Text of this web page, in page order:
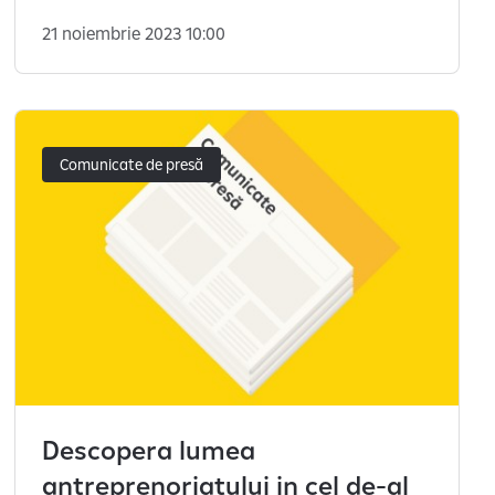
pentru Relații Comunitare.
21 noiembrie 2023 10:00
Comunicate de presă
Descopera lumea
antreprenoriatului in cel de-al